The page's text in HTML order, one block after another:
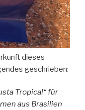
dieses
geschrieben:
Tropical“ für
aus Brasilien